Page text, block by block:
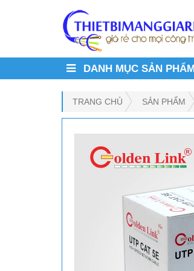
DANH MỤC SẢN PHẨM
TRANG CHỦ SẢN PHẨM